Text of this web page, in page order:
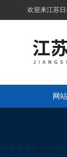
欢迎来江苏
网